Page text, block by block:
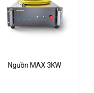
Nguồn MAX 3KW